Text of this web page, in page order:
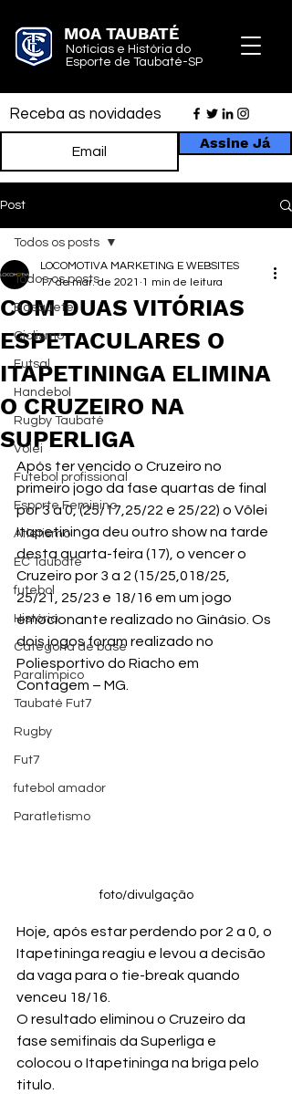
MOA TAUBATÉ
Notícias e História do
Esporte de Taubaté-SP
Receba as novidades
Assine Já
Post
Todos os posts
Basquete
Ciclismo
Futsal
Handebol
Rugby Taubaté
Vôlei
Futebol profissional
Esporte Feminino
Atletismo
EC Taubaté
futebol
História
Categoria de base
Paralímpico
Taubaté Fut7
Rugby
Fut7
futebol amador
Paratletismo
Todos os posts
COM DUAS VITÓRIAS
ESPETACULARES O
ITAPETININGA ELIMINA
O CRUZEIRO NA
SUPERLIGA
LOCOMOTIVA MARKETING E WEBSITES
17 de mar. de 2021 1 min de leitura
Após ter vencido o Cruzeiro no
primeiro jogo da fase quartas de final
por 3 a 0, (25/17,25/22 e 25/22) o Vôlei
Itapetininga deu outro show na tarde
desta quarta-feira (17), o vencer o
Cruzeiro por 3 a 2 (15/25,018/25,
25/21, 25/23 e 18/16 em um jogo
emocionante realizado no Ginásio. Os
dois jogos foram realizado no
Poliesportivo do Riacho em
Contagem – MG.
foto/divulgação
Hoje, após estar perdendo por 2 a 0, o
Itapetininga reagiu e levou a decisão
da vaga para o tie-break quando
venceu 18/16.
O resultado eliminou o Cruzeiro da
fase semifinais da Superliga e
colocou o Itapetininga na briga pelo
titulo.